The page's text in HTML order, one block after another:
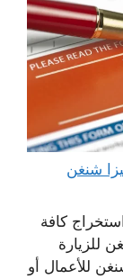
فيزا شنغن 98951133 فيزا شنغن
كافة
للزيارة
للأعمال أو